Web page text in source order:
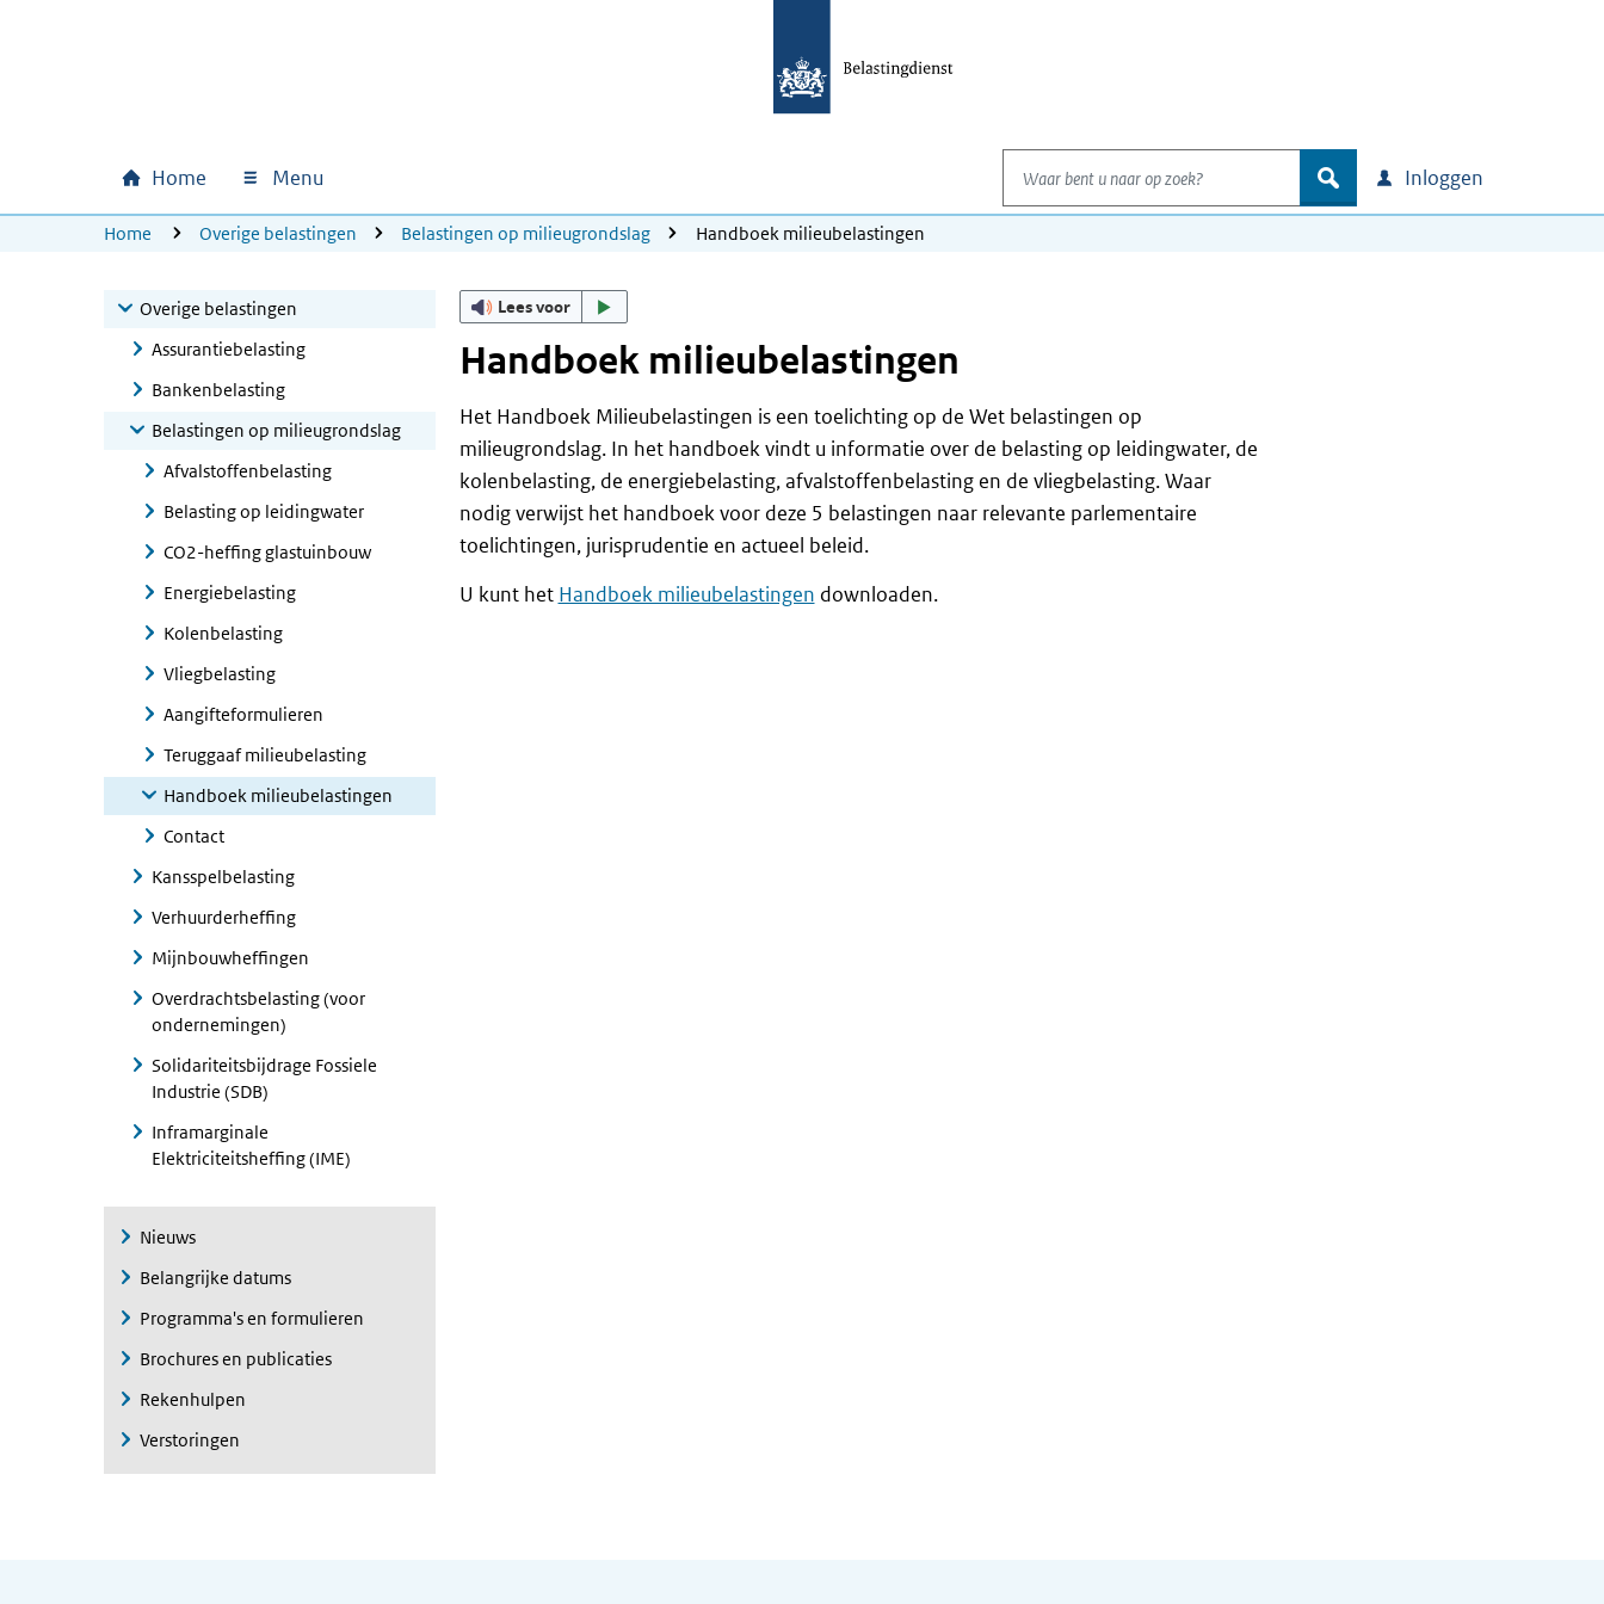
Hoofdnavigatie
Home Menu
Waar bent u naar op zoek?
zoek Inloggen
U bevindt zich hier:
Home Overige belastingen Belastingen op milieugrondslag Handboek milieubelastingen
Overige belastingen
Assurantiebelasting
Bankenbelasting
Belastingen op milieugrondslag
Afvalstoffenbelasting
Belasting op leidingwater
CO2-heffing glastuinbouw
Energiebelasting
Kolenbelasting
Vliegbelasting
Aangifteformulieren
Teruggaaf milieubelasting
Handboek milieubelastingen
Contact
Kansspelbelasting
Verhuurderheffing
Mijnbouwheffingen
Overdrachtsbelasting (voor
ondernemingen)
Solidariteitsbijdrage Fossiele
Industrie (SDB)
Inframarginale
Elektriciteitsheffing (IME)
Nieuws
Belangrijke datums
Programma's en formulieren
Brochures en publicaties
Rekenhulpen
Verstoringen
Lees voor
Handboek milieubelastingen
Het Handboek Milieubelastingen is een toelichting op de Wet belastingen op
milieugrondslag. In het handboek vindt u informatie over de belasting op leidingwater, de
kolenbelasting, de energiebelasting, afvalstoffenbelasting en de vliegbelasting. Waar
nodig verwijst het handboek voor deze 5 belastingen naar relevante parlementaire
toelichtingen, jurisprudentie en actueel beleid.
U kunt het Handboek milieubelastingen downloaden.